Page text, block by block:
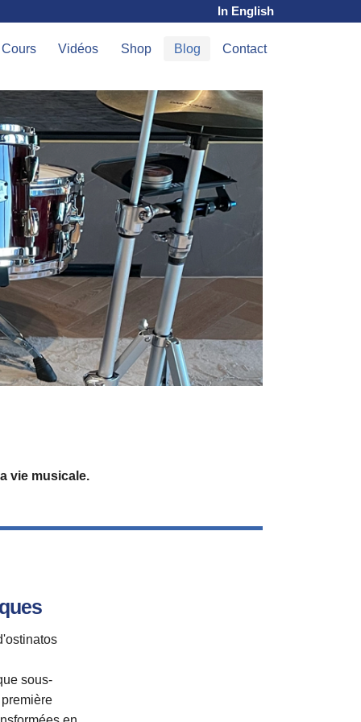
In English
Cours Vidéos Shop Blog Contact
vie musicale.
sous-